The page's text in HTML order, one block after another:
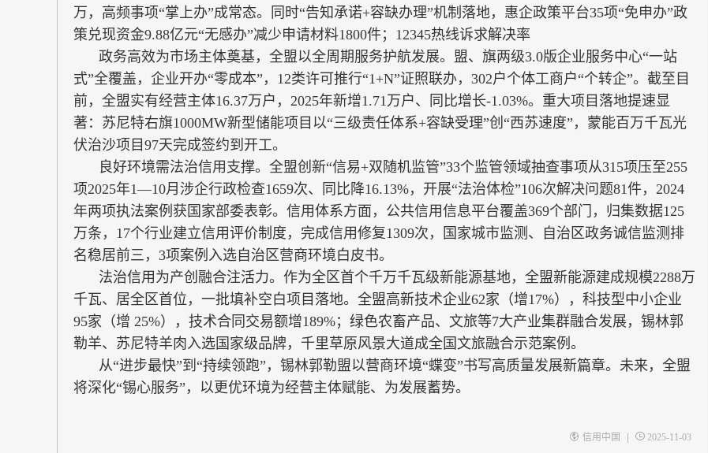
万，高频事项“掌上办”成常态。同时“告知承诺+容缺办理”机制落地，惠企政策平台35项“免申办”政
策兑现资金9.88亿元“无感办”减少申请材料1800件；12345热线诉求解决率
政务高效为市场主体奠基，全盟以全周期服务护航发展。盟、旗两级3.0版企业服务中心“一站
式”全覆盖，企业开办“零成本”，12类许可推行“1+N”证照联办，302户个体工商户“个转企”。截至目
前，全盟实有经营主体16.37万户，2025年新增1.71万户、同比增长-1.03%。重大项目落地提速显
著：苏尼特右旗1000MW新型储能项目以“三级责任体系+容缺受理”创“西苏速度”，蒙能百万千瓦光
伏治沙项目97天完成签约到开工。
良好环境需法治信用支撑。全盟创新“信易+双随机监管”33个监管领域抽查事项从315项压至255
项2025年1—10月涉企行政检查1659次、同比降16.13%，开展“法治体检”106次解决问题81件，2024
年两项执法案例获国家部委表彰。信用体系方面，公共信用信息平台覆盖369个部门，归集数据125
万条，17个行业建立信用评价制度，完成信用修复1309次，国家城市监测、自治区政务诚信监测排
名稳居前三，3项案例入选自治区营商环境白皮书。
法治信用为产创融合注活力。作为全区首个千万千瓦级新能源基地，全盟新能源建成规模2288万
千瓦、居全区首位，一批填补空白项目落地。全盟高新技术企业62家（增17%），科技型中小企业
95家（增 25%），技术合同交易额增189%；绿色农畜产品、文旅等7大产业集群融合发展，锡林郭
勒羊、苏尼特羊肉入选国家级品牌，千里草原风景大道成全国文旅融合示范案例。
从“进步最快”到“持续领跑”，锡林郭勒盟以营商环境“蝶变”书写高质量发展新篇章。未来，全盟
将深化“锡心服务”，以更优环境为经营主体赋能、为发展蓄势。
信用中国 | 2025-11-03